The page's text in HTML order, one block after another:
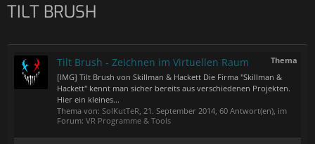
TILT BRUSH
Thema
Tilt Brush - Zeichnen im Virtuellen Raum
[IMG] Tilt Brush von Skillman & Hackett Die Firma "Skillman &
Hackett" kennt man sicher bereits aus verschiedenen Projekten.
Hier ein kleines...
Thema von: SolKutTeR, 21. September 2014, 60 Antwort(en), im
Forum: VR Programme & Tools